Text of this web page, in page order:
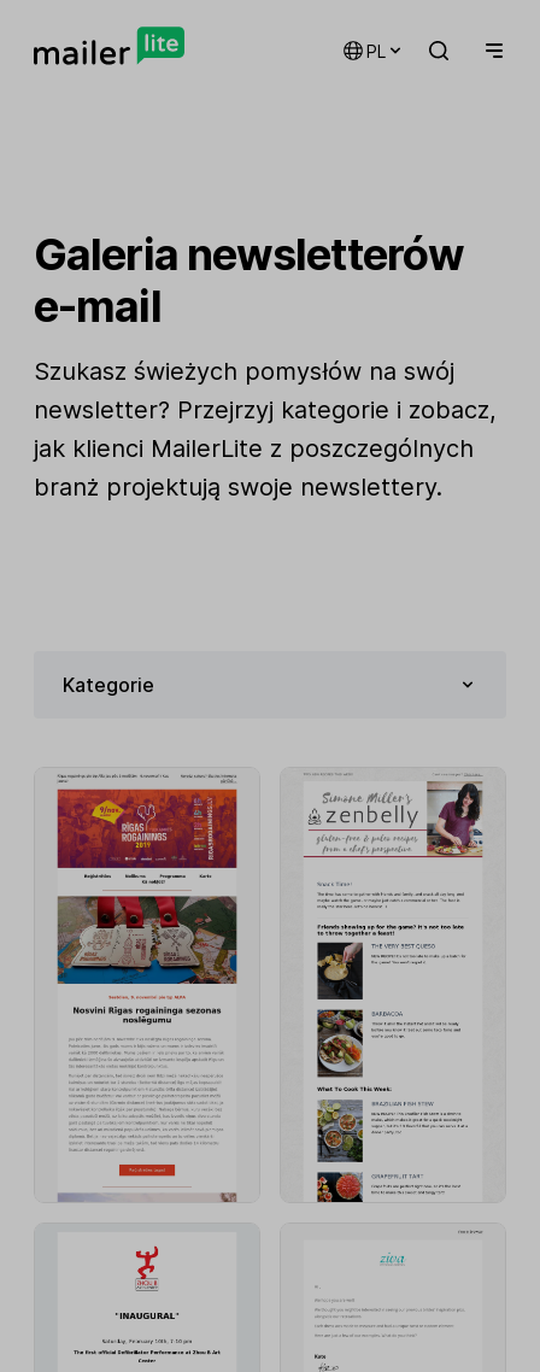
PL
Galeria newsletterów
e-mail
Szukasz świeżych pomysłów na swój
newsletter? Przejrzyj kategorie i zobacz,
jak klienci MailerLite z poszczególnych
branż projektują swoje newslettery.
Kategorie